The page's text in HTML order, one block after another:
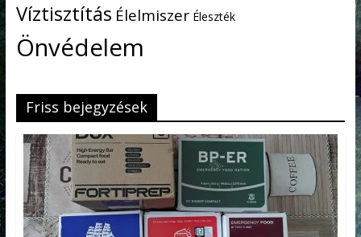
Víztisztítás Élelmiszer Éleszték
Önvédelem
Friss bejegyzések